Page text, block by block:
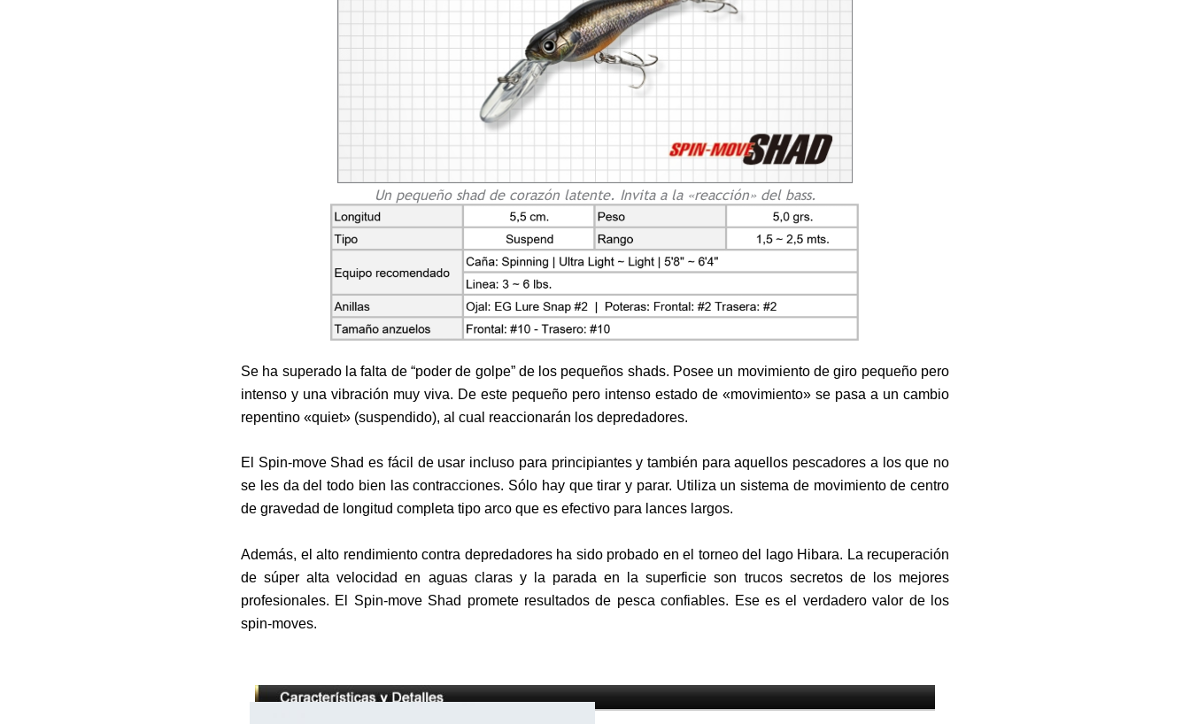
Un pequeño shad de corazón latente. Invita a la «reacción» del bass.
Se ha superado la falta de “poder de golpe” de los pequeños shads. Posee un movimiento de giro pequeño pero
intenso y una vibración muy viva. De este pequeño pero intenso estado de «movimiento» se pasa a un cambio
repentino «quiet» (suspendido), al cual reaccionarán los depredadores.
El Spin-move Shad es fácil de usar incluso para principiantes y también para aquellos pescadores a los que no
se les da del todo bien las contracciones. Sólo hay que tirar y parar. Utiliza un sistema de movimiento de centro
de gravedad de longitud completa tipo arco que es efectivo para lances largos.
Además, el alto rendimiento contra depredadores ha sido probado en el torneo del lago Hibara. La recuperación
de súper alta velocidad en aguas claras y la parada en la superficie son trucos secretos de los mejores
profesionales. El Spin-move Shad promete resultados de pesca confiables. Ese es el verdadero valor de los
spin-moves.